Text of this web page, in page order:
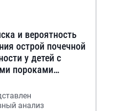
и вероятность
острой почечной
у детей с
пороками
анализ